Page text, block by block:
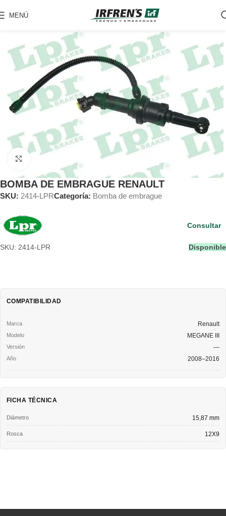
MENÚ
BOMBA DE EMBRAGUE RENAULT
SKU: 2414-LPRCategoría: Bomba de embrague
SKU: 2414-LPR Disponible
Consultar
COMPATIBILIDAD
Renault
MEGANE III
—
2008–2016
FICHA TÉCNICA
Diámetro 15,87 mm
Rosca 12X9